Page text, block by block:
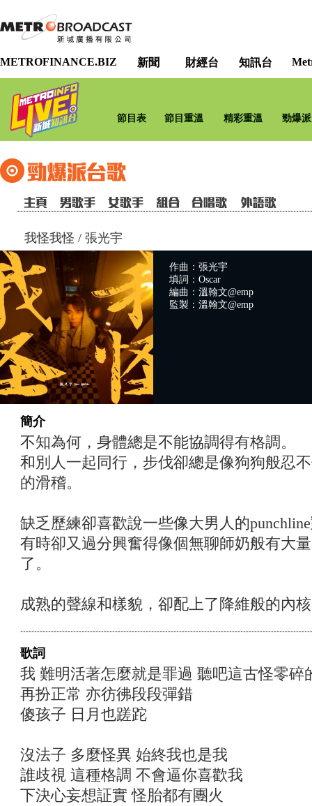
METROFINANCE.BIZ 新聞 財經台 知訊台
節目表 節目重溫 精彩重溫 勁爆
我怪我怪 / 張光宇
作曲：張光宇
填詞：Oscar
編曲：溫翰文@emp
監製：溫翰文@emp
簡介
不知為何，身體總是不能協調得有格調。
和別人一起同行，步伐卻總是像狗狗般忍
的滑稽。
缺乏歷練卻喜歡說一些像大男人的
有時卻又過分興奮得像個無聊師奶般有大
了。
成熟的聲線和樣貌，卻配上了降維般的內
歌詞
我 難明活著怎麼就是罪過 聽吧這古怪零碎
再扮正常 亦彷彿段段彈錯
傻孩子 日月也蹉跎
沒法子 多麼怪異 始終我也是我
誰歧視 這種格調 不會逼你喜歡我
下決心妄想証實 怪胎都有團火